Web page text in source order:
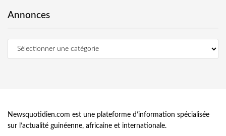
Annonces
Newsquotidien.com est une plateforme d’information spécialisée
sur l’actualité guinéenne, africaine et internationale.